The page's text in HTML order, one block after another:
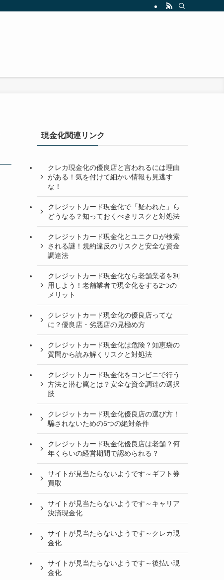
現金化関連リンク
クレカ現金化の優良店と言われるには理由
がある！気を付けて細かい情報も見逃す
な！
クレジットカード現金化で「疑われた」ら
どうなる？知っておくべきリスクと対処法
クレジットカード現金化とユニクロが検索
される謎！規約違反のリスクと安全な資金
調達法
クレジットカード現金化なら老舗業者を利
用しよう！老舗業者で現金化をする2つの
メリット
クレジットカード現金化の優良店ってな
に？優良店・劣悪店の見極め方
クレジットカード現金化は危険？知恵袋の
質問から読み解くリスクと対処法
クレジットカード現金化をコンビニで行う
方法と潜む罠とは？安全な資金調達の選択
肢
クレジットカード現金化優良店の選び方！
騙されないための5つの絶対条件
クレジットカード現金化優良店は老舗？何
年くらいの経営期間で認められる？
サイトが見当たらないようです～ギフト券
買取
サイトが見当たらないようです～キャリア
決済現金化
サイトが見当たらないようです～クレカ現
金化
サイトが見当たらないようです～後払い現
金化